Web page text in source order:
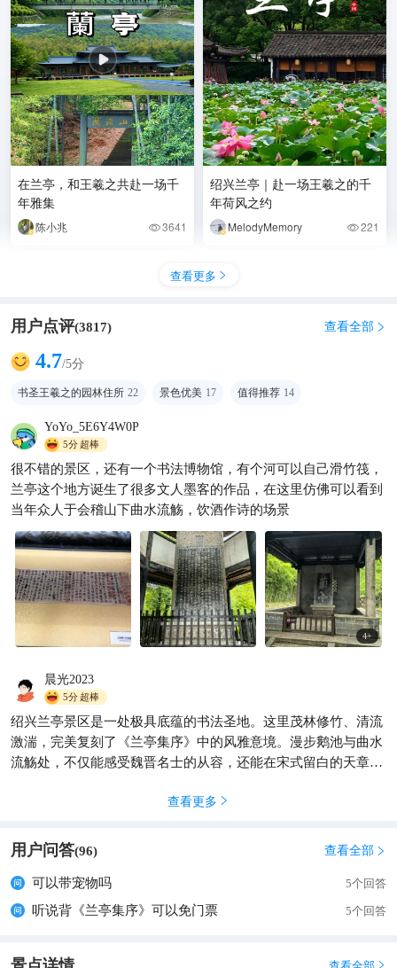
在兰亭，和王羲之共赴一场千
年雅集
陈小兆 3641
藏在竹林里的千年风雅！兰亭
一日游避坑干货一次性讲清
绍兴兰亭｜赴一场王羲之的千
年荷风之约
MelodyMemory 221
查看更多 
用户点评(3817) 查看全部 
4.7/5分
书圣王羲之的园林住所 22 景色优美 17 值得推荐 14
YoYo_5E6Y4W0P
5分超棒
很不错的景区，还有一个书法博物馆，有个河可以自己滑竹筏，
兰亭这个地方诞生了很多文人墨客的作品，在这里仿佛可以看到
当年众人于会稽山下曲水流觞，饮酒作诗的场景
4+
晨光2023
5分超棒
绍兴兰亭景区是一处极具底蕴的书法圣地。这里茂林修竹、清流
激湍，完美复刻了《兰亭集序》中的风雅意境。漫步鹅池与曲水
流觞处，不仅能感受魏晋名士的从容，还能在宋式留白的天章寺
查看更多 
用户问答(96) 查看全部 
可以带宠物吗 5个回答
听说背《兰亭集序》可以免门票 5个回答
查看全部 